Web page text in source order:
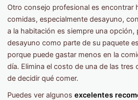
Otro consejo profesional es encontrar
comidas, especialmente desayuno,
a la habitación es siempre una opción,
desayuno como parte de su paquete
porque puede gastar menos en la
día. Elimina el costo de una de las tres
de decidir qué comer.
Puedes ver algunos excelentes